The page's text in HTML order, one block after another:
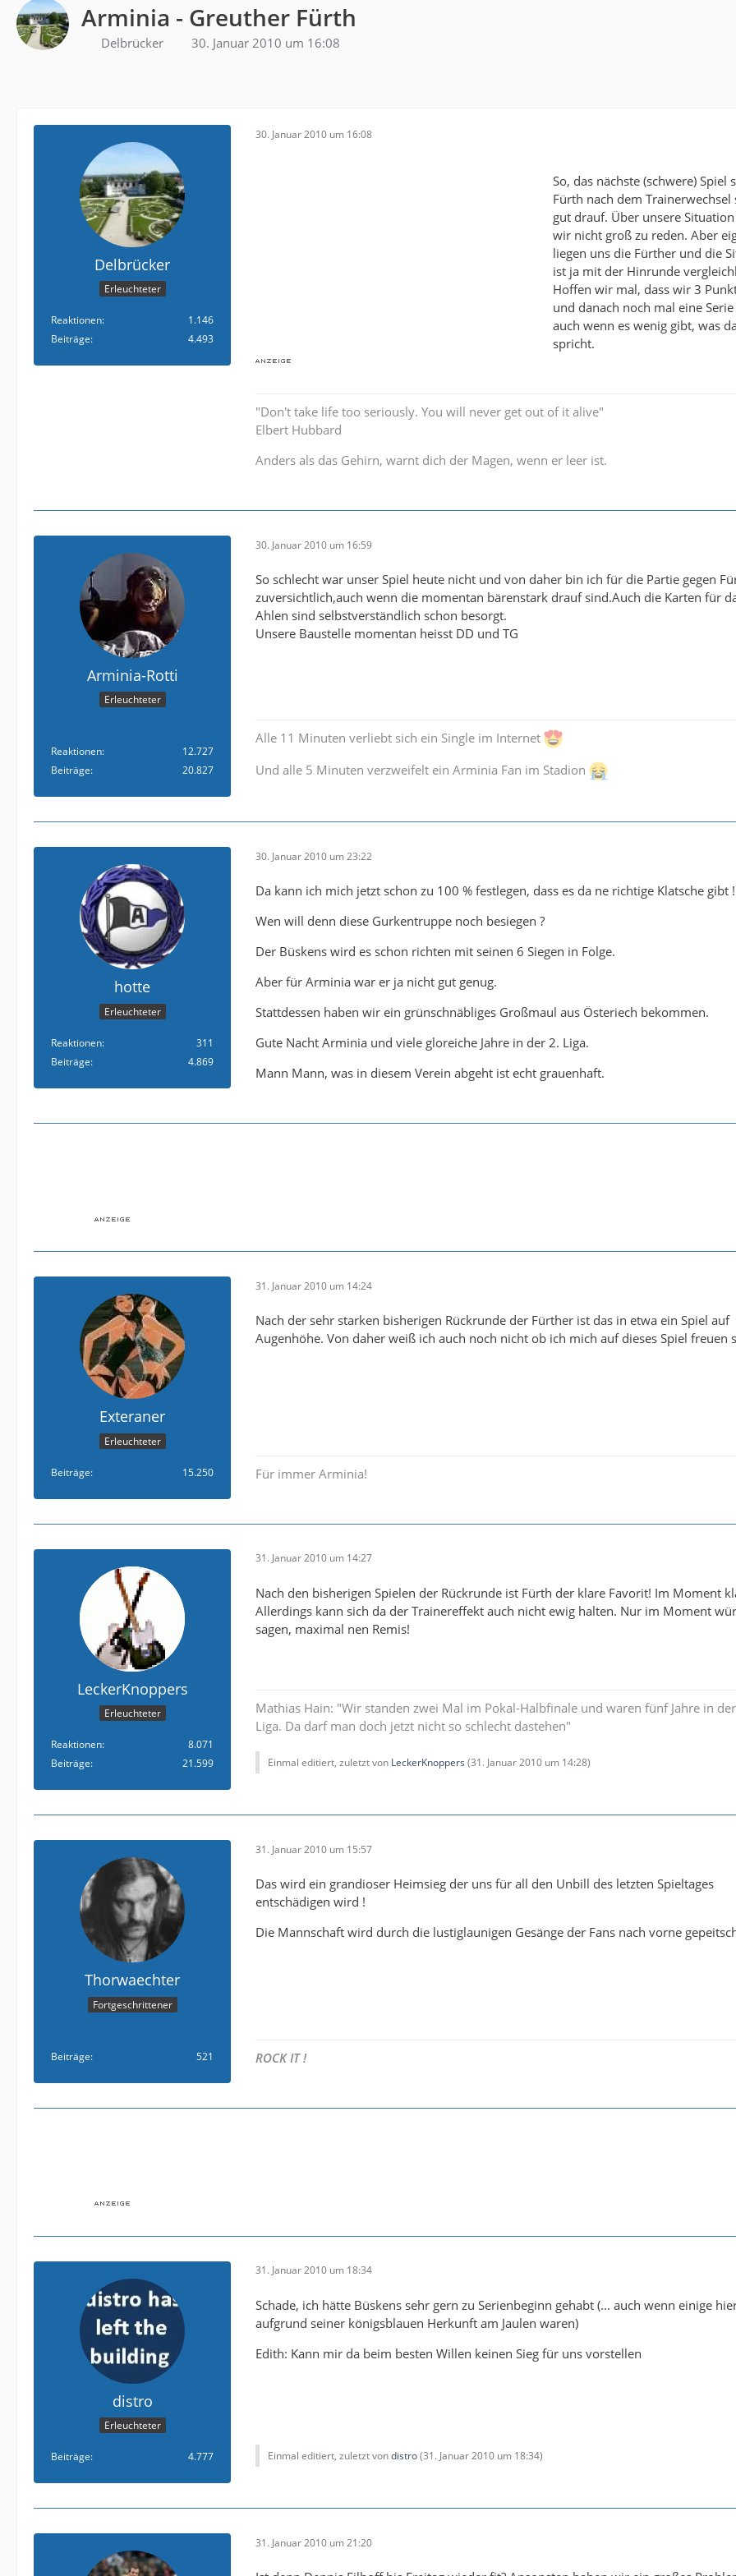
Arminia - Greuther Fürth
Delbrücker 30. Januar 2010 um 16:08
Delbrücker
Erleuchteter
Reaktionen
1.146
Beiträge
4.493
30. Januar 2010 um 16:08
So, das nächste (schwere) Spiel
Fürth nach dem Trainerwechsel
gut drauf. Über unsere
wir nicht groß zu reden. Aber
liegen uns die Fürther und die
ist ja mit der Hinrunde
Hoffen wir mal, dass wir 3
und danach noch mal eine
auch wenn es wenig gibt, was
spricht.
"Don't take life too seriously. You will never get out of it alive"
Elbert Hubbard
Anders als das Gehirn, warnt dich der Magen, wenn er leer ist.
Arminia-Rotti
Erleuchteter
Reaktionen
12.727
Beiträge
20.827
30. Januar 2010 um 16:59
So schlecht war unser Spiel heute nicht und von daher bin ich für die Partie gegen
zuversichtlich,auch wenn die momentan bärenstark drauf sind.Auch die Karten für
Ahlen sind selbstverständlich schon besorgt.
Unsere Baustelle momentan heisst DD und TG
Alle 11 Minuten verliebt sich ein Single im Internet
Und alle 5 Minuten verzweifelt ein Arminia Fan im Stadion
hotte
Erleuchteter
Reaktionen
311
Beiträge
4.869
30. Januar 2010 um 23:22
Da kann ich mich jetzt schon zu 100 % festlegen, dass es da ne richtige Klatsche gibt !
Wen will denn diese Gurkentruppe noch besiegen ?
Der Büskens wird es schon richten mit seinen 6 Siegen in Folge.
Aber für Arminia war er ja nicht gut genug.
Stattdessen haben wir ein grünschnäbliges Großmaul aus Österiech bekommen.
Gute Nacht Arminia und viele gloreiche Jahre in der 2. Liga.
Mann Mann, was in diesem Verein abgeht ist echt grauenhaft.
Exteraner
Erleuchteter
Beiträge 15.250
31. Januar 2010 um 14:24
Nach der sehr starken bisherigen Rückrunde der Fürther ist das in etwa ein Spiel auf
Augenhöhe. Von daher weiß ich auch noch nicht ob ich mich auf dieses Spiel freuen
Für immer Arminia!
LeckerKnoppers
Erleuchteter
Reaktionen
8.071
Beiträge
21.599
31. Januar 2010 um 14:27
Nach den bisherigen Spielen der Rückrunde ist Fürth der klare Favorit! Im Moment
Allerdings kann sich da der Trainereffekt auch nicht ewig halten. Nur im Moment
sagen, maximal nen Remis!
Mathias Hain: "Wir standen zwei Mal im Pokal-Halbfinale und waren fünf Jahre in
Liga. Da darf man doch jetzt nicht so schlecht dastehen"
Einmal editiert, zuletzt von LeckerKnoppers (31. Januar 2010 um 14:28)
Thorwaechter
Fortgeschrittener
Beiträge 521
31. Januar 2010 um 15:57
Das wird ein grandioser Heimsieg der uns für all den Unbill des letzten Spieltages
entschädigen wird !
Die Mannschaft wird durch die lustiglaunigen Gesänge der Fans nach vorne
ROCK IT !
distro
Erleuchteter
Beiträge 4.777
31. Januar 2010 um 18:34
Schade, ich hätte Büskens sehr gern zu Serienbeginn gehabt (... auch wenn einige
aufgrund seiner königsblauen Herkunft am Jaulen waren)
Edith: Kann mir da beim besten Willen keinen Sieg für uns vorstellen
Einmal editiert, zuletzt vondistro(31. Januar 2010 um 18:34)
31. Januar 2010 um 21:20